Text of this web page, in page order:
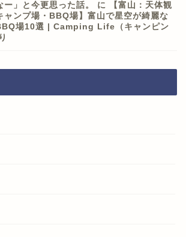
」と今更思った話。
に
【富山：天体観
ャンプ場・BBQ場】富山で星空が綺麗な
場10選 | Camping Life（キャンピン